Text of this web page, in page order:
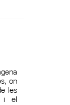
on
les
i el